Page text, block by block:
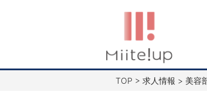
ツ
TOP > 求人情報 > 美容